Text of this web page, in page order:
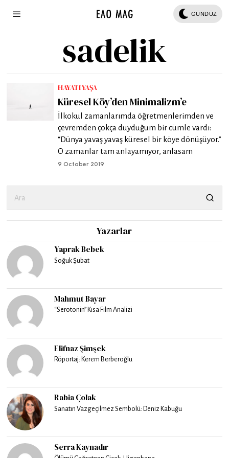
GÜNDÜZ
sadelik
HAYATI YAŞA
Küresel Köy’den Minimalizm’e
İlkokul zamanlarımda öğretmenlerimden ve
çevremden çokça duyduğum bir cümle vardı:
“Dünya yavaş yavaş küresel bir köye dönüşüyor.”
O zamanlar tam anlayamıyor, anlasam
9 October 2019
Yazarlar
Yaprak Bebek
Soğuk Şubat
Mahmut Bayar
“Serotonin” Kısa Film Analizi
Elifnaz Şimşek
Röportaj: Kerem Berberoğlu
Rabia Çolak
Sanatın Vazgeçilmez Sembolü: Deniz Kabuğu
Serra Kaynadır